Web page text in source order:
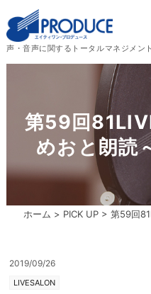
声・音声に関するトータルマネジメント
第59回
めおと朗読
ホーム > PICK UP > 第59回
2019/09/26
LIVESALON